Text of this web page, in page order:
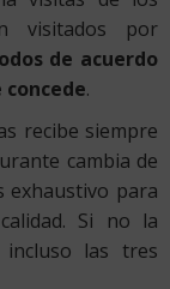
visitados por
de acuerdo
.
recibe siempre
cambia de
exhaustivo para
Si no la
las tres